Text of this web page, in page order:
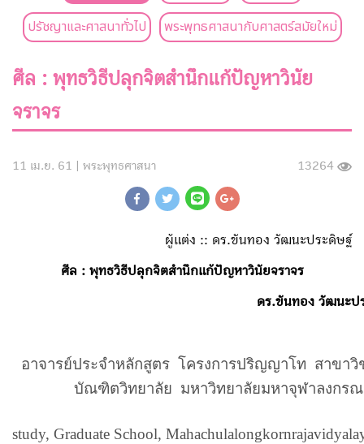
ปรัชญาและศาสนาทั่วไป
พระพุทธศาสนากับศาสตร์สมัยใหม่
ศีล : พุทธวิธีปลุกจิตสำนึกแก้ปัญหาวินัย
จราจร
11 เม.ย. 61 | พระพุทธศาสนา 13264
ผู้แต่ง :: ดร.ขันทอง วัฒนะประดิษฐ์
ศีล : พุทธวิธีปลุกจิตสำนึกแก้ปัญหาวินัยจราจร
ดร.ขันทอง วัฒนะป
อาจารย์ประจำหลักสูตร โครงการปริญญาโท สาขา
บัณฑิตวิทยาลัย มหาวิทยาลัยมหาจุฬาลงกร
study, Graduate School,